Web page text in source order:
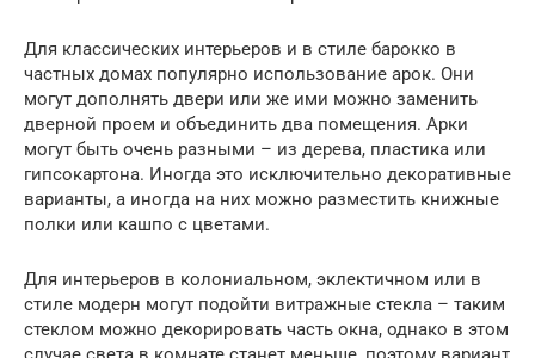
Для классических интерьеров и в стиле барокко в
частных домах популярно использование арок. Они
могут дополнять двери или же ими можно заменить
дверной проем и объединить два помещения. Арки
могут быть очень разными – из дерева, пластика или
гипсокартона. Иногда это исключительно декоративные
варианты, а иногда на них можно разместить книжные
полки или кашпо с цветами.
Для интерьеров в колониальном, эклектичном или в
стиле модерн могут подойти витражные стекла – таким
стеклом можно декорировать часть окна, однако в этом